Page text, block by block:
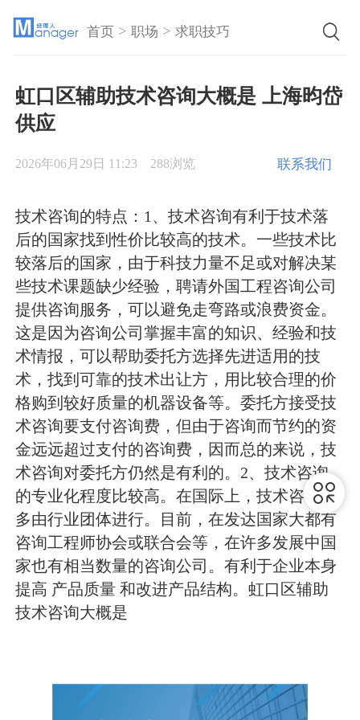
首页 >职场 >求职技巧
虹口区辅助技术咨询大概是 上海昀岱
供应
2026年06月29日 11:23 288浏览 联系我们
技术咨询的特点：1、技术咨询有利于技术落
后的国家找到性价比较高的技术。一些技术比
较落后的国家，由于科技力量不足或对解决某
些技术课题缺少经验，聘请外国工程咨询公司
提供咨询服务，可以避免走弯路或浪费资金。
这是因为咨询公司掌握丰富的知识、经验和技
术情报，可以帮助委托方选择先进适用的技
术，找到可靠的技术出让方，用比较合理的价
格购到较好质量的机器设备等。委托方接受技
术咨询要支付咨询费，但由于咨询而节约的资
金远远超过支付的咨询费，因而总的来说，技
术咨询对委托方仍然是有利的。2、技术咨询
的专业化程度比较高。在国际上，技术咨询大
多由行业团体进行。目前，在发达国家大都有
咨询工程师协会或联合会等，在许多发展中国
家也有相当数量的咨询公司。有利于企业本身
提高 产品质量 和改进产品结构。虹口区辅助
技术咨询大概是